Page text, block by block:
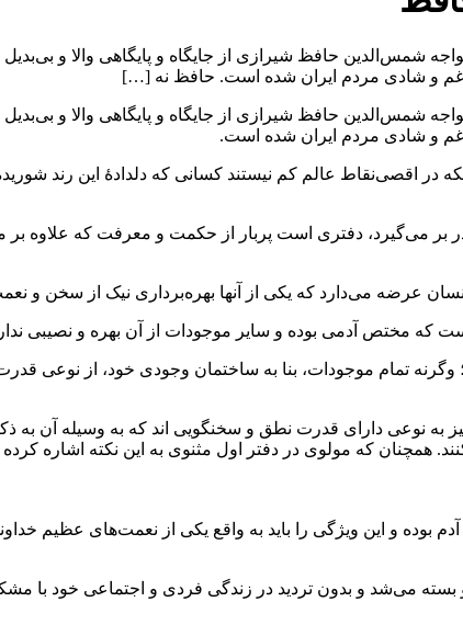
شمس‌الدین حافظ شیرازی از جایگاه و پایگاهی والا و
و شادی مردم ایران شده است. حافظ نه […]
شمس‌الدین حافظ شیرازی از جایگاه و پایگاهی والا و
و شادی مردم ایران شده است.
در اقصی‌نقاط عالم کم نیستند کسانی که دلدادۀ این رند
در بر می‌گیرد، دفتری است پربار از حکمت و معرفت که
عرضه می‌دارد که یکی از آنها بهره‌برداری نیک از سخن و
مختص آدمی بوده و سایر موجودات از آن بهره و نصیبی
تمام موجودات، بنا به ساختمان وجودی خود، از نوعی قدرت
نوعی دارای قدرت نطق و سخنگویی اند که به وسیله آن به
که مولوی در دفتر اول مثنوی به این نکته اشاره
و این ویژگی را باید به واقع یکی از نعمت‌های عظیم
می‌شد و بدون تردید در زندگی فردی و اجتماعی خود با